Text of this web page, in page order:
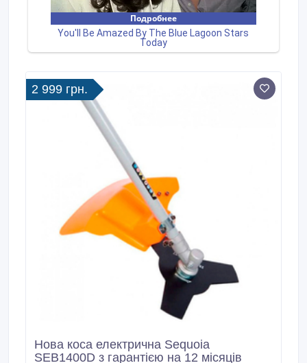
2 999 грн.
Нова коса електрична Sequoia
SEB1400D з гарантією на 12 місяців